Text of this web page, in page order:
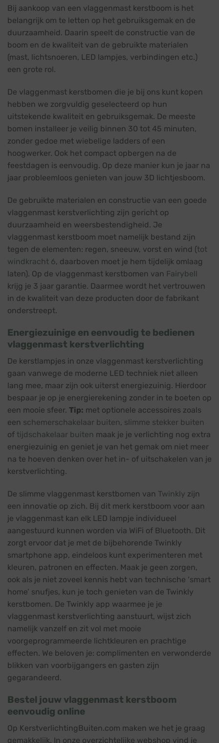
Bij aankoop van een vlaggenmast kerstboom is het
belangrijk om te letten op het gebruiksgemak en de
duurzaamheid. Daarin speelt de constructie van de
boom en de kwaliteit van de gebruikte materialen
(mast, lichtsnoeren, LED lampjes, verbindingen etc.)
een grote rol.
De vlaggenmast kerstbomen die je bij ons kunt kopen
hebben we zorgvuldig geselecteerd op hun
uitstekende kwaliteit en gebruiksgemak. De meeste
bomen installeer je veilig binnen 30 tot 45 minuten,
zonder gedoe met wiebelige ladders of een
hoogwerker. Ook het compact opbergen na de
feestdagen is eenvoudig. Op deze manier kun je jaar na
jaar probleemloos genieten van jouw 3D lichtjesboom.
De gebruikte materialen en constructie van een goede
vlaggenmast kerstverlichting zijn gericht op
duurzaamheid en weersbestendigheid. Je
vlaggenmast kerstboom moet namelijk bestand zijn
tegen de elementen: regen, sneeuw, vorst en wind (tot
windkracht 6, daarboven moet je hem tijdelijk omlaag
laten). Op de vlaggenmast kerstbomen van Fairybell
krijg je 3 jaar garantie. Daarmee wordt het vertrouwen
in de kwaliteit van deze producten door de fabrikant
onderstreept.
Energiezuinige en eenvoudig te bedienen
vlaggenmast kerstverlichting
De kerstlampjes in onze vlaggenmast kerstverlichting
gaan vanwege de moderne LED techniek niet alleen
lang mee, maar zijn ook uiterst energiezuinig. Hierdoor
bespaar je op je energierekening zonder in te boeten op
een mooie sfeer. Tip: met optionele accessoires zoals
een schemerschakelaar buiten, slimme stekker buiten
of tijdschakelaar buiten maak je je verlichting nog extra
energiezuinig en geniet je van het gemak om niet meer
na te hoeven denken over het in- of uitschakelen van je
kerstverlichting.
De slimme vlaggenmast kerstbomen van Twinkly zijn
een innovatie op zich. Bij dit merk kerstboom voor aan
je vlaggenmast kan elk LED lampje individueel
aangestuurd kunnen worden via WiFi of Bluetooth. Dit
zorgt ervoor dat je met de bijbehorende Twinkly
smartphone app, eindeloos kunt experimenteren met
kleuren, patronen en effecten. Maak je geen zorgen,
ook als je niet zoveel kennis hebt van technische ‘smart
home’ snufjes, kun je toch genieten van de Twinkly
kerstbomen. De Twinkly app waarmee je je
vlaggenmast kerstverlichting aanstuurt, wijst zich
namelijk vanzelf en zit vol met mooie
voorgeprogrammeerde lichtkleuren en prachtige
effecten. We beloven je: complimenten en verwonderde
blikken van voorbijgangers en gasten zijn
gegarandeerd.
Bestel jouw vlaggenmast kerstboom
eenvoudig online
Op KerstverlichtingBuiten.com maken we het je graag
gemakkelijk. In onze overzichtelijke webshop vind je